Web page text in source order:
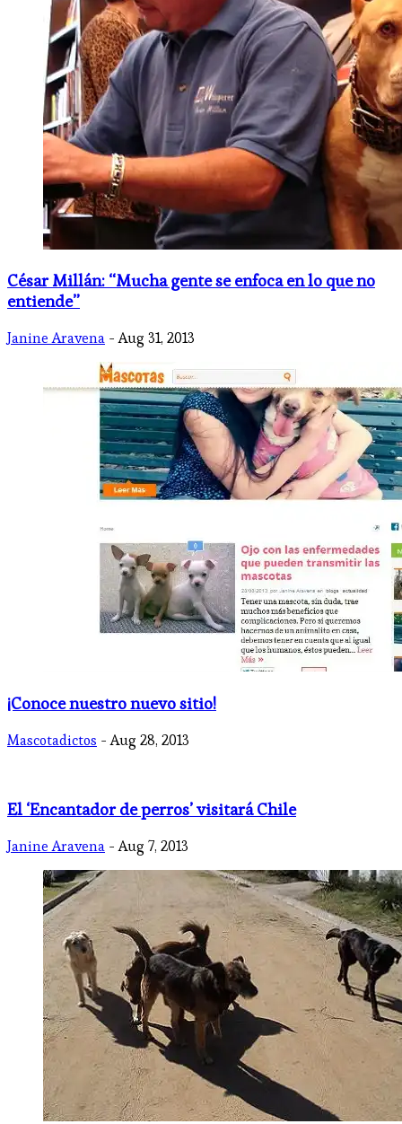
César Millán: “Mucha gente se enfoca en lo que no
entiende”
Janine Aravena - Aug 31, 2013
¡Conoce nuestro nuevo sitio!
Mascotadictos - Aug 28, 2013
El ‘Encantador de perros’ visitará Chile
Janine Aravena - Aug 7, 2013